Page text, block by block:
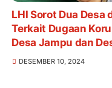
LHI Sorot Dua Desa
Terkait Dugaan
Desa Jampu dan
DESEMBER 10, 2024